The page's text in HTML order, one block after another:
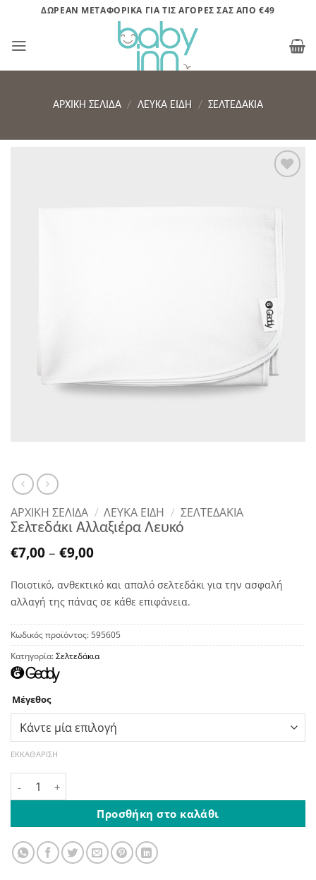
Μετάβαση
περιεχόμενο
ΔΩΡΕΑΝ ΜΕΤΑΦΟΡΙΚΑ ΓΙΑ ΤΙΣ ΑΓΟΡΕΣ ΣΑΣ ΑΠΟ €49
ΑΡΧΙΚΉ ΣΕΛΊΔΑ / ΛΕΥΚΑ ΕΙΔΗ / ΣΕΛΤΕΔΆΚΙΑ
ΑΡΧΙΚΉ ΣΕΛΊΔΑ / ΛΕΥΚΑ ΕΙΔΗ / ΣΕΛΤΕΔΆΚΙΑ
Σελτεδάκι Αλλαξιέρα Λευκό
€7,00 – €9,00Price
€7,00
through
€9,00
Ποιοτικό, ανθεκτικό και απαλό σελτεδάκι για την ασφαλή
αλλαγή της πάνας σε κάθε επιφάνεια.
Κωδικός προϊόντος: 595605
Κατηγορία:Σελτεδάκια
Μέγεθος
ΕΚΚΑΘΆΡΙΣΗ
Σελτεδάκι Αλλαξιέρα Λευκό ποσότητα
Προσθήκη στο καλάθι